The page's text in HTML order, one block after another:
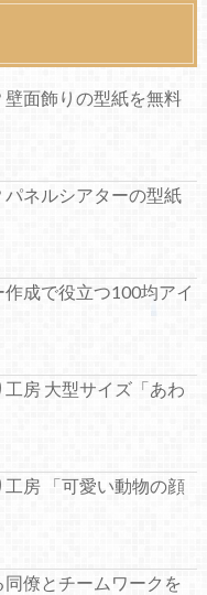
面飾りの型紙を無料
ネルシアターの型紙
作成で役立つ100均アイ
房 大型サイズ「あわ
房 「可愛い動物の顔
僚とチームワークを